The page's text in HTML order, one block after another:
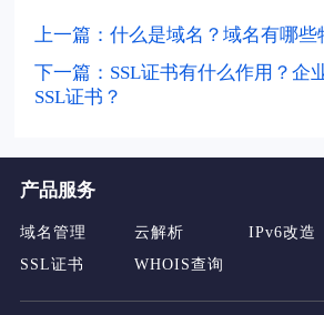
上一篇：什么是域名？域名有哪些
下一篇：SSL证书有什么作用？企
SSL证书？
产品服务
域名管理 云解析 IPv6改造
SSL证书
WHOIS查询